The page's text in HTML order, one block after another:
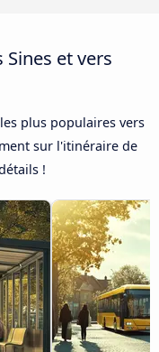
et vers
plus populaires vers
sur l'itinéraire de
!